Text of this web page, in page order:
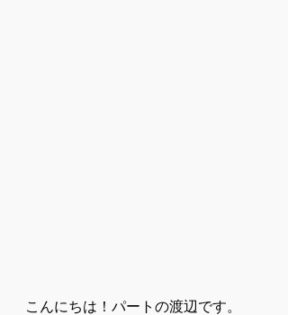
こんにちは！パートの渡辺です。